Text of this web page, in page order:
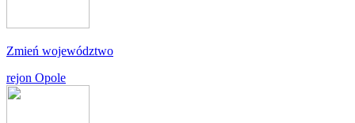
Zmień województwo
rejon Opole